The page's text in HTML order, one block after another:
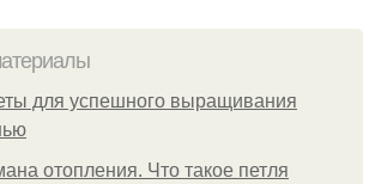
для успешного выращивания
отопления. Что такое петля